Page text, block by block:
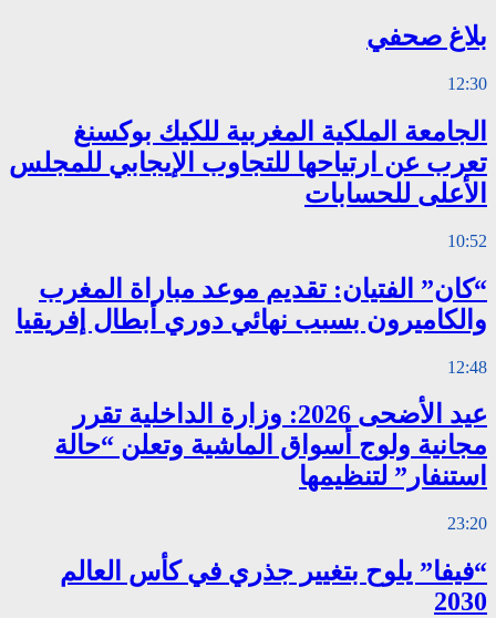
بلاغ صحفي
12:30
الجامعة الملكية المغربية للكيك بوكسنغ
تعرب عن ارتياحها للتجاوب الإيجابي للمجلس
الأعلى للحسابات
10:52
“كان” الفتيان: تقديم موعد مباراة المغرب
والكاميرون بسبب نهائي دوري أبطال إفريقيا
12:48
عيد الأضحى 2026: وزارة الداخلية تقرر
مجانية ولوج أسواق الماشية وتعلن “حالة
استنفار” لتنظيمها
23:20
“فيفا” يلوح بتغيير جذري في كأس العالم
2030